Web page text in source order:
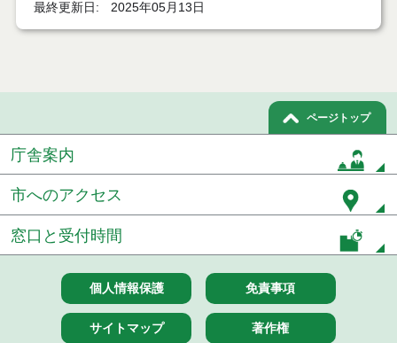
令和６年９月分
令和６年８月分
令和６年６月分
令和６年５月分
令和６年４月分
最終更新日
2025年05月13日
ページトップ
庁舎案内
市へのアクセス
窓口と受付時間
個人情報保護 免責事項
サイトマップ 著作権